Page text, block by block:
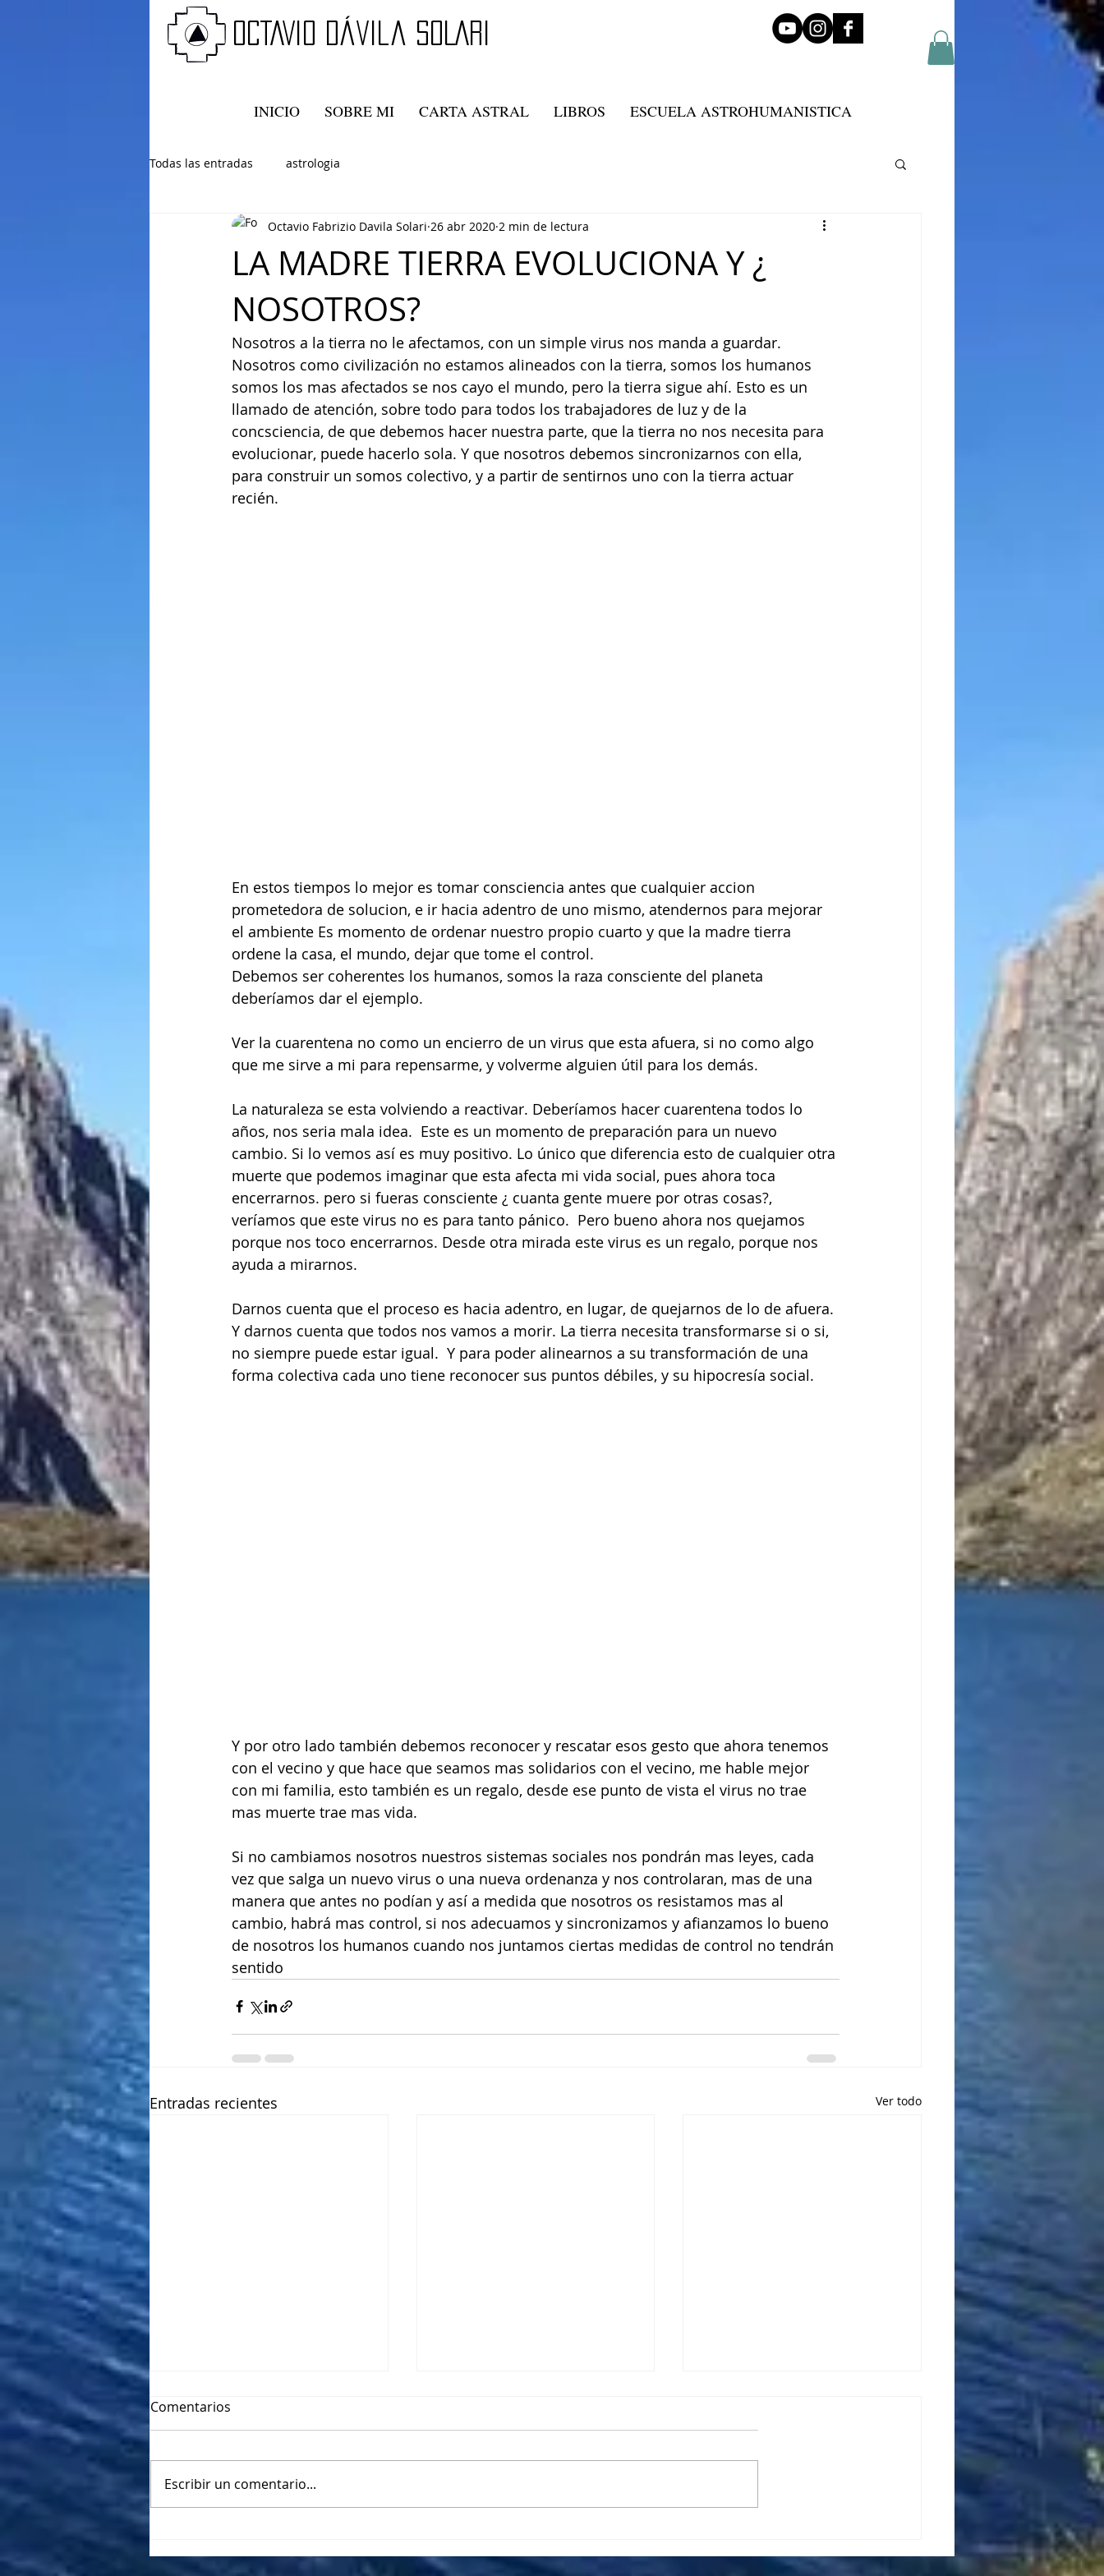
oCTAVIO DÁvila SOLARI
INICIO SOBRE MI CARTA ASTRAL LIBROS ESCUELA ASTROHUMANISTICA
Todas las entradas astrologia
LA MADRE TIERRA EVOLUCIONA Y ¿
NOSOTROS?
Octavio Fabrizio Davila Solari 26 abr 2020 2 min de lectura
Nosotros a la tierra no le afectamos, con un simple virus nos manda a guardar.
Nosotros como civilización no estamos alineados con la tierra, somos los humanos
somos los mas afectados se nos cayo el mundo, pero la tierra sigue ahí. Esto es un
llamado de atención, sobre todo para todos los trabajadores de luz y de la
concsciencia, de que debemos hacer nuestra parte, que la tierra no nos necesita para
evolucionar, puede hacerlo sola. Y que nosotros debemos sincronizarnos con ella,
para construir un somos colectivo, y a partir de sentirnos uno con la tierra actuar
recién.
En estos tiempos lo mejor es tomar consciencia antes que cualquier accion
prometedora de solucion, e ir hacia adentro de uno mismo, atendernos para mejorar
el ambiente Es momento de ordenar nuestro propio cuarto y que la madre tierra
ordene la casa, el mundo, dejar que tome el control.
Debemos ser coherentes los humanos, somos la raza consciente del planeta
deberíamos dar el ejemplo.
Ver la cuarentena no como un encierro de un virus que esta afuera, si no como algo
que me sirve a mi para repensarme, y volverme alguien útil para los demás.
La naturaleza se esta volviendo a reactivar. Deberíamos hacer cuarentena todos lo
años, nos seria mala idea.  Este es un momento de preparación para un nuevo
cambio. Si lo vemos así es muy positivo. Lo único que diferencia esto de cualquier otra
muerte que podemos imaginar que esta afecta mi vida social, pues ahora toca
encerrarnos. pero si fueras consciente ¿ cuanta gente muere por otras cosas?,
veríamos que este virus no es para tanto pánico.  Pero bueno ahora nos quejamos
porque nos toco encerrarnos. Desde otra mirada este virus es un regalo, porque nos
ayuda a mirarnos.
Darnos cuenta que el proceso es hacia adentro, en lugar, de quejarnos de lo de afuera.
Y darnos cuenta que todos nos vamos a morir. La tierra necesita transformarse si o si,
no siempre puede estar igual.  Y para poder alinearnos a su transformación de una
forma colectiva cada uno tiene reconocer sus puntos débiles, y su hipocresía social.
Y por otro lado también debemos reconocer y rescatar esos gesto que ahora tenemos
con el vecino y que hace que seamos mas solidarios con el vecino, me hable mejor
con mi familia, esto también es un regalo, desde ese punto de vista el virus no trae
mas muerte trae mas vida.
Si no cambiamos nosotros nuestros sistemas sociales nos pondrán mas leyes, cada
vez que salga un nuevo virus o una nueva ordenanza y nos controlaran, mas de una
manera que antes no podían y así a medida que nosotros os resistamos mas al
cambio, habrá mas control, si nos adecuamos y sincronizamos y afianzamos lo bueno
de nosotros los humanos cuando nos juntamos ciertas medidas de control no tendrán
sentido
Entradas recientes Ver todo
COMO TÚ"
verdadero y lo falso?
Comentarios
Escribir un comentario...